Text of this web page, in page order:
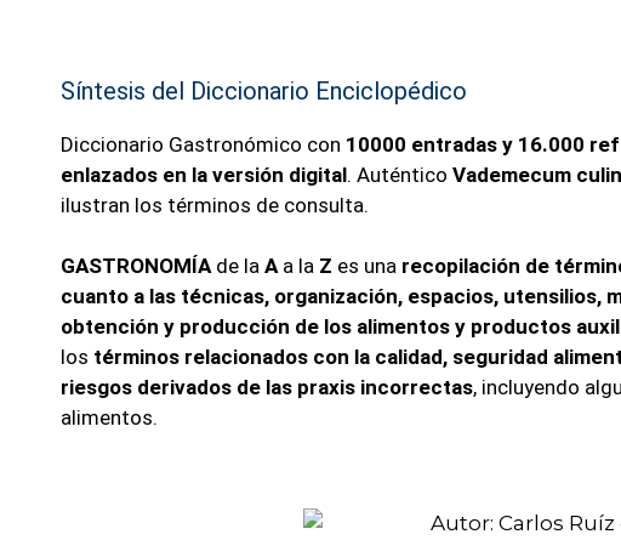
Síntesis del Diccionario Enciclopédico
Diccionario Gastronómico con 10000 entradas y 16.000
enlazados en la versión digital. Auténtico Vademecum
ilustran los términos de consulta.
GASTRONOMÍAde la Aa la Z es una recopilación de
cuanto a las técnicas, organización, espacios, utensilios,
obtención y producción de los alimentos y productos
los términos relacionados con la calidad, seguridad
riesgos derivados de las praxis incorrectas, incluyendo
alimentos.